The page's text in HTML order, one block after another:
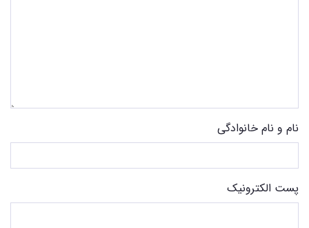
نام و نام خانوادگی
پست الکترونیک